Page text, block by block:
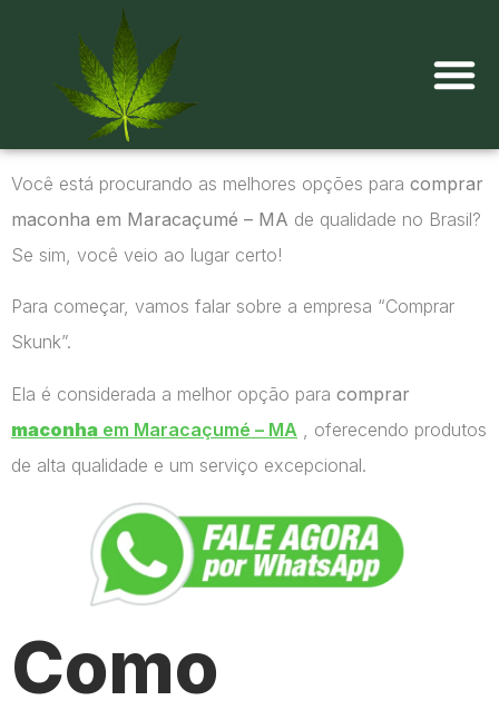
Você está procurando as melhores opções para comprar
maconha em Maracaçumé – MA de qualidade no Brasil?
Se sim, você veio ao lugar certo!
Para começar, vamos falar sobre a empresa “Comprar
Skunk”.
Ela é considerada a melhor opção para comprar
maconha em Maracaçumé – MA , oferecendo produtos
de alta qualidade e um serviço excepcional.
Como